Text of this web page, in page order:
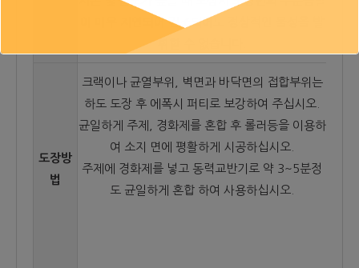
이 매우 지연되어 건조되어도 정상적인 물성을 발
도장방
법
크랙이나 균열부위, 벽면과 바닥면의 접합부위는
하도 도장 후 에폭시 퍼티로 보강하여 주십시오.
균일하게 주제, 경화제를 혼합 후 롤러등을 이용하
여 소지 면에 평활하게 시공하십시오.
주제에 경화제를 넣고 동력교반기로 약 3~5분정
도 균일하게 혼합 하여 사용하십시오.